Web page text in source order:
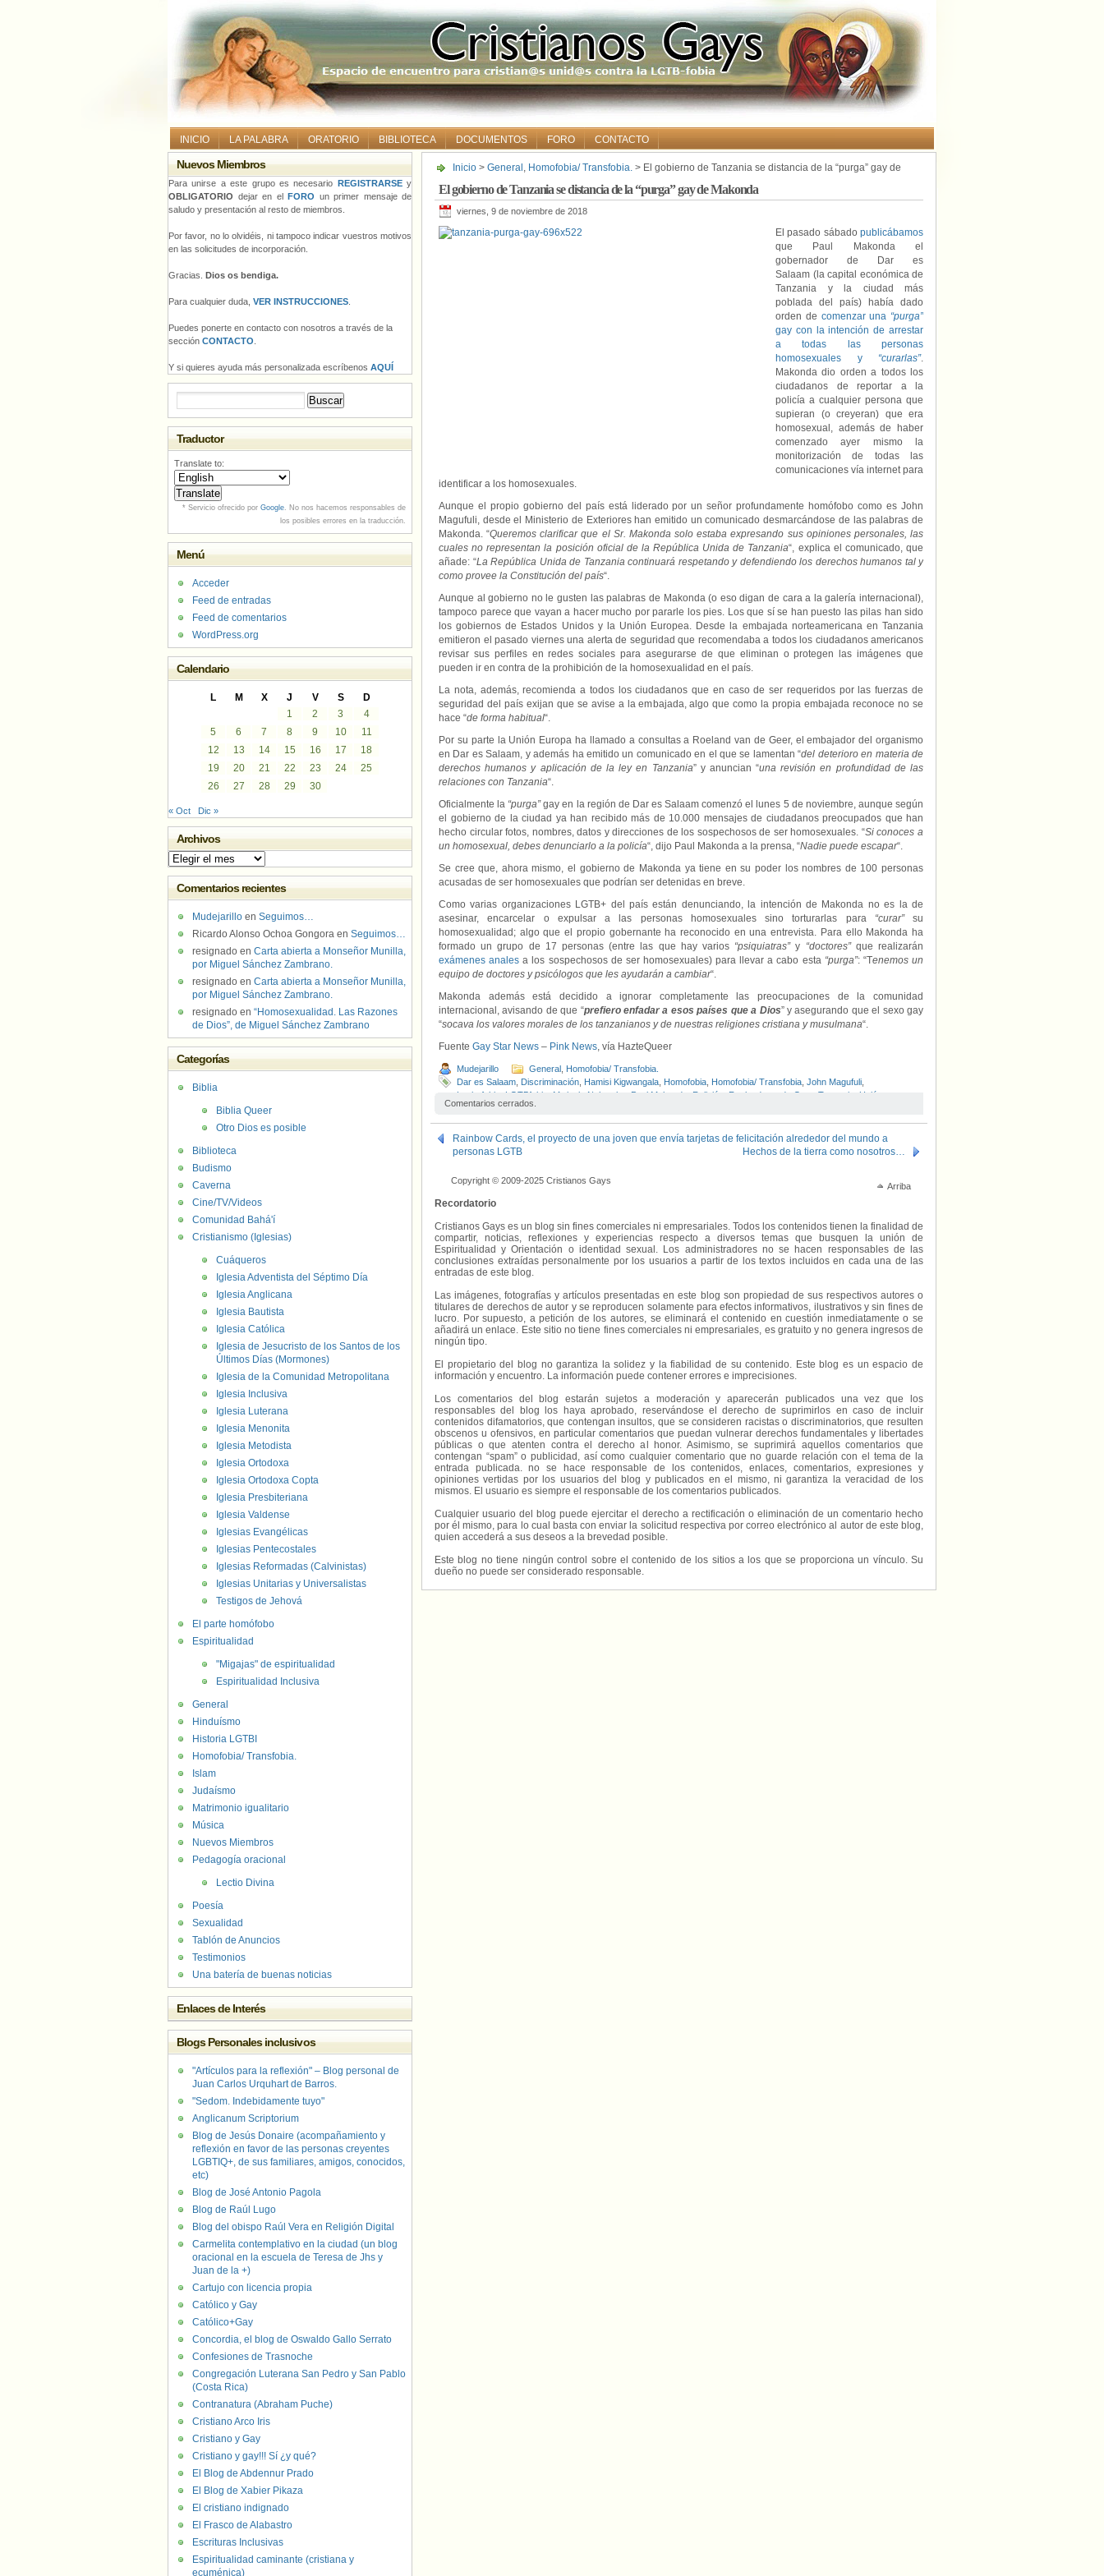
INICIO LA PALABRA ORATORIO BIBLIOTECA DOCUMENTOS FORO CONTACTO
Inicio > General , Homofobia/ Transfobia. > El gobierno de Tanzania se distancia de la “purga” gay de
El gobierno de Tanzania se distancia de la “purga” gay de Makonda
viernes, 9 de noviembre de 2018
El pasado sábado publicábamos
que Paul Makonda el
gobernador de Dar es
Salaam (la capital económica de
Tanzania y la ciudad más
poblada del país) había dado
orden de comenzar una “purga”
gay con la intención de arrestar
a todas las personas
homosexuales y “curarlas”.
Makonda dio orden a todos los
ciudadanos de reportar a la
policía a cualquier persona que
supieran (o creyeran) que era
homosexual, además de haber
comenzado ayer mismo la
monitorización de todas las
comunicaciones vía internet para
identificar a los homosexuales.
Aunque el propio gobierno del país está liderado por un señor profundamente homófobo como es John
Magufuli, desde el Ministerio de Exteriores han emitido un comunicado desmarcándose de las palabras de
Makonda. “Queremos clarificar que el Sr. Makonda solo estaba expresando sus opiniones personales, las
cuales no representan la posición oficial de la República Unida de Tanzania“, explica el comunicado, que
añade: “La República Unida de Tanzania continuará respetando y defendiendo los derechos humanos tal y
como provee la Constitución del país“.
Aunque al gobierno no le gusten las palabras de Makonda (o eso digan de cara a la galería internacional),
tampoco parece que vayan a hacer mucho por pararle los pies. Los que sí se han puesto las pilas han sido
los gobiernos de Estados Unidos y la Unión Europea. Desde la embajada norteamericana en Tanzania
emitieron el pasado viernes una alerta de seguridad que recomendaba a todos los ciudadanos americanos
revisar sus perfiles en redes sociales para asegurarse de que eliminan o protegen las imágenes que
pueden ir en contra de la prohibición de la homosexualidad en el país.
La nota, además, recomienda a todos los ciudadanos que en caso de ser requeridos por las fuerzas de
seguridad del país exijan que se avise a la embajada, algo que como la propia embajada reconoce no se
hace “de forma habitual“.
Por su parte la Unión Europa ha llamado a consultas a Roeland van de Geer, el embajador del organismo
en Dar es Salaam, y además ha emitido un comunicado en el que se lamentan “del deterioro en materia de
derechos humanos y aplicación de la ley en Tanzania” y anuncian “una revisión en profundidad de las
relaciones con Tanzania“.
Oficialmente la “purga”gay en la región de Dar es Salaam comenzó el lunes 5 de noviembre, aunque según
el gobierno de la ciudad ya han recibido más de 10.000 mensajes de ciudadanos preocupados que han
hecho circular fotos, nombres, datos y direcciones de los sospechosos de ser homosexuales. “Si conoces a
un homosexual, debes denunciarlo a la policía“, dijo Paul Makonda a la prensa, “Nadie puede escapar“.
Se cree que, ahora mismo, el gobierno de Makonda ya tiene en su poder los nombres de 100 personas
acusadas de ser homosexuales que podrían ser detenidas en breve.
Como varias organizaciones LGTB+ del país están denunciando, la intención de Makonda no es la de
asesinar, encarcelar o expulsar a las personas homosexuales sino torturarlas para “curar”su
homosexualidad; algo que el propio gobernante ha reconocido en una entrevista. Para ello Makonda ha
formado un grupo de 17 personas (entre las que hay varios “psiquiatras”y “doctores”que realizarán
exámenes anales a los sospechosos de ser homosexuales) para llevar a cabo esta “purga”: “Tenemos un
equipo de doctores y psicólogos que les ayudarán a cambiar“.
Makonda además está decidido a ignorar completamente las preocupaciones de la comunidad
internacional, avisando de que “prefiero enfadar a esos países que a Dios” y asegurando que el sexo gay
“socava los valores morales de los tanzanianos y de nuestras religiones cristiana y musulmana“.
Fuente Gay Star News – Pink News, vía HazteQueer
Mudejarillo General Homofobia/ Transfobia.
Dar es Salaam Discriminación Hamisi Kigwangala Homofobia Homofobia/ Transfobia John Magufuli
Lesbofobia
LGTBfobia Mwigulu Nchemba Paul Makonda Religión Roeland van de Geer Tanzania
Unión
Europa,VIH,Zanziba
Comentarios cerrados.
Rainbow Cards, el proyecto de una joven que envía tarjetas de felicitación alrededor del mundo a
personas LGTB
Hechos de la tierra como nosotros…
Arriba
Copyright © 2009-2025 Cristianos Gays
Recordatorio
Cristianos Gays es un blog sin fines comerciales ni empresariales. Todos los contenidos tienen la finalidad de
compartir, noticias, reflexiones y experiencias respecto a diversos temas que busquen la unión de
Espiritualidad y Orientación o identidad sexual. Los administradores no se hacen responsables de las
conclusiones extraídas personalmente por los usuarios a partir de los textos incluidos en cada una de las
entradas de este blog.
Las imágenes, fotografías y artículos presentadas en este blog son propiedad de sus respectivos autores o
titulares de derechos de autor y se reproducen solamente para efectos informativos, ilustrativos y sin fines de
lucro. Por supuesto, a petición de los autores, se eliminará el contenido en cuestión inmediatamente o se
añadirá un enlace. Este sitio no tiene fines comerciales ni empresariales, es gratuito y no genera ingresos de
ningún tipo.
El propietario del blog no garantiza la solidez y la fiabilidad de su contenido. Este blog es un espacio de
información y encuentro. La información puede contener errores e imprecisiones.
Los comentarios del blog estarán sujetos a moderación y aparecerán publicados una vez que los
responsables del blog los haya aprobado, reservándose el derecho de suprimirlos en caso de incluir
contenidos difamatorios, que contengan insultos, que se consideren racistas o discriminatorios, que resulten
obscenos u ofensivos, en particular comentarios que puedan vulnerar derechos fundamentales y libertades
públicas o que atenten contra el derecho al honor. Asimismo, se suprimirá aquellos comentarios que
contengan “spam” o publicidad, así como cualquier comentario que no guarde relación con el tema de la
entrada publicada. no se hace responsable de los contenidos, enlaces, comentarios, expresiones y
opiniones vertidas por los usuarios del blog y publicados en el mismo, ni garantiza la veracidad de los
mismos. El usuario es siempre el responsable de los comentarios publicados.
Cualquier usuario del blog puede ejercitar el derecho a rectificación o eliminación de un comentario hecho
por él mismo, para lo cual basta con enviar la solicitud respectiva por correo electrónico al autor de este blog,
quien accederá a sus deseos a la brevedad posible.
Este blog no tiene ningún control sobre el contenido de los sitios a los que se proporciona un vínculo. Su
dueño no puede ser considerado responsable.
Nuevos Miembros
Para unirse a este grupo es necesario REGISTRARSEy
OBLIGATORIO dejar en el FORO un primer mensaje de
saludo y presentación al resto de miembros.
Por favor, no lo olvidéis, ni tampoco indicar vuestros motivos
en las solicitudes de incorporación.
Gracias. Dios os bendiga.
Para cualquier duda, VER INSTRUCCIONES
Puedes ponerte en contacto con nosotros a través de la
sección CONTACTO
Y si quieres ayuda más personalizada escríbenos AQUÍ
Traductor
Translate to:
* Servicio ofrecido por Google. No nos hacemos responsables de
los posibles errores en la traducción.
Menú
Acceder
Feed de entradas
Feed de comentarios
WordPress.org
Calendario
L M X J V S
D
1
2 3
4
5
6 7 8 9 10
11
12
13 14 15 16 17
18
19
20 21 22 23 24
25
26
27 28 29 30
« Oct Dic »
Archivos
Archivos
Comentarios recientes
Mudejarillo en Seguimos…
Ricardo Alonso Ochoa Gongora en Seguimos…
resignado en Carta abierta a Monseñor Munilla,
por Miguel Sánchez Zambrano.
resignado en Carta abierta a Monseñor Munilla,
por Miguel Sánchez Zambrano.
resignado en “Homosexualidad. Las Razones
de Dios”, de Miguel Sánchez Zambrano
Categorías
Biblia
Biblia Queer
Otro Dios es posible
Biblioteca
Budismo
Caverna
Cine/TV/Videos
Comunidad Bahá'í
Cristianismo (Iglesias)
Cuáqueros
Iglesia Adventista del Séptimo Día
Iglesia Anglicana
Iglesia Bautista
Iglesia Católica
Iglesia de Jesucristo de los Santos de los
Últimos Días (Mormones)
Iglesia de la Comunidad Metropolitana
Iglesia Inclusiva
Iglesia Luterana
Iglesia Menonita
Iglesia Metodista
Iglesia Ortodoxa
Iglesia Ortodoxa Copta
Iglesia Presbiteriana
Iglesia Valdense
Iglesias Evangélicas
Iglesias Pentecostales
Iglesias Reformadas (Calvinistas)
Iglesias Unitarias y Universalistas
Testigos de Jehová
El parte homófobo
Espiritualidad
"Migajas" de espiritualidad
Espiritualidad Inclusiva
General
Hinduísmo
Historia LGTBI
Homofobia/ Transfobia.
Islam
Judaísmo
Matrimonio igualitario
Música
Nuevos Miembros
Pedagogía oracional
Lectio Divina
Poesía
Sexualidad
Tablón de Anuncios
Testimonios
Una batería de buenas noticias
Enlaces de Interés
Blogs Personales inclusivos
"Artículos para la reflexión" – Blog personal de
Juan Carlos Urquhart de Barros.
"Sedom. Indebidamente tuyo"
Anglicanum Scriptorium
Blog de Jesús Donaire (acompañamiento y
reflexión en favor de las personas creyentes
LGBTIQ+, de sus familiares, amigos, conocidos,
etc)
Blog de José Antonio Pagola
Blog de Raúl Lugo
Blog del obispo Raúl Vera en Religión Digital
Carmelita contemplativo en la ciudad (un blog
oracional en la escuela de Teresa de Jhs y
Juan de la +)
Cartujo con licencia propia
Católico y Gay
Católico+Gay
Concordia, el blog de Oswaldo Gallo Serrato
Confesiones de Trasnoche
Congregación Luterana San Pedro y San Pablo
(Costa Rica)
Contranatura (Abraham Puche)
Cristiano Arco Iris
Cristiano y Gay
Cristiano y gay!!! Sí ¿y qué?
El Blog de Abdennur Prado
El Blog de Xabier Pikaza
El cristiano indignado
El Frasco de Alabastro
Escrituras Inclusivas
Espiritualidad caminante (cristiana y
ecuménica)